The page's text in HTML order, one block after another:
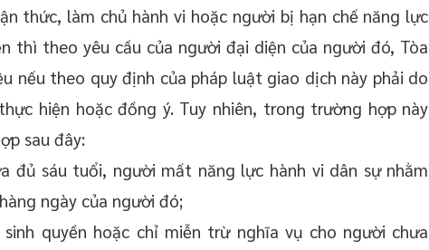
thức, làm chủ hành vi hoặc người bị hạn chế năng lực
thì theo yêu cầu của người đại diện của người đó, Tòa
nếu theo quy định của pháp luật giao dịch này phải do
hiện hoặc đồng ý. Tuy nhiên, trong trường hợp này
sau đây:
đủ sáu tuổi, người mất năng lực hành vi dân sự nhằm
ngày của người đó;
quyền hoặc chỉ miễn trừ nghĩa vụ cho người chưa